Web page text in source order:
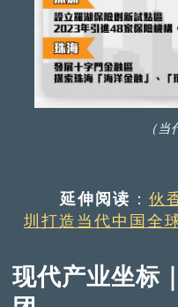
（当
延伸阅读 ：伙
圳打造当代中国全
现代产业坐标